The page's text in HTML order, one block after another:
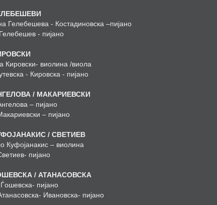
Гелебешева - Костадиновска –пијано
- пијано
виолина /виола
- Кировска - пијано
/ МАКАРИЕВСКИ
– пијано
– пијано
/ СВЕТИЕВ
Куфојанакис – виолина
пијано
/ АТАНАСОВСКА
пијано
Ивановска- пијано